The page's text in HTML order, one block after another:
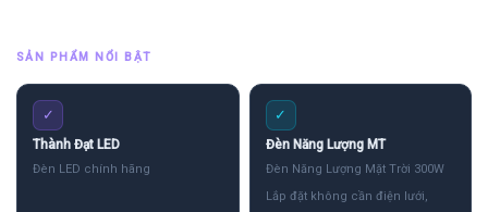
SẢN PHẨM NỔI BẬT
✓
Thành Đạt LED
Đèn LED chính hãng
✓
Đèn Năng Lượng MT
Đèn Năng Lượng Mặt Trời 300W
Lắp đặt không cần điện lưới,